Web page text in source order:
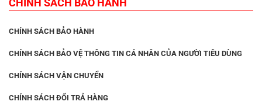
CHÍNH SÁCH BẢO HÀNH
CHÍNH SÁCH BẢO HÀNH
CHÍNH SÁCH BẢO VỆ THÔNG TIN CÁ NHÂN CỦA NGƯỜI TIÊU DÙNG
CHÍNH SÁCH VẬN CHUYỂN
CHÍNH SÁCH ĐỔI TRẢ HÀNG